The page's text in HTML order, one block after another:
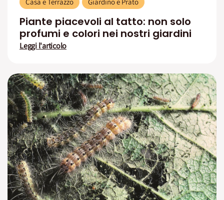
Piante piacevoli al tatto: non solo
profumi e colori nei nostri giardini
Leggi l'articolo